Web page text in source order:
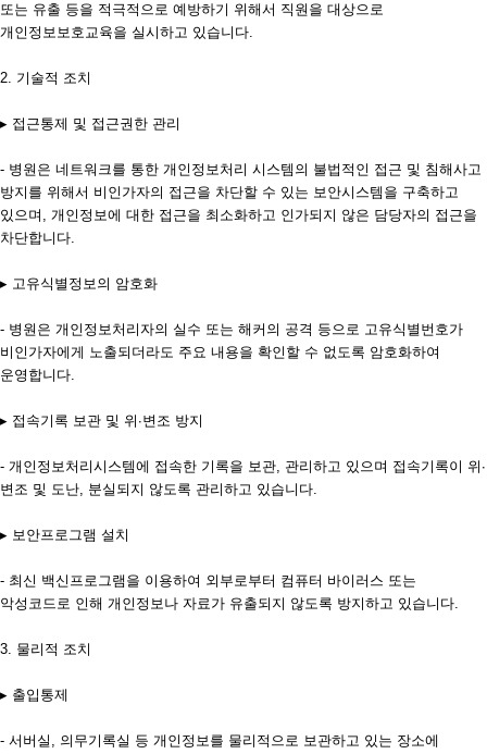
또는 유출 등을 적극적으로 예방하기 위해서 직원을 대상으로
개인정보보호교육을 실시하고 있습니다.
2. 기술적 조치
▸ 접근통제 및 접근권한 관리
- 병원은 네트워크를 통한 개인정보처리 시스템의 불법적인 접근 및 침해사고
방지를 위해서 비인가자의 접근을 차단할 수 있는 보안시스템을 구축하고
있으며, 개인정보에 대한 접근을 최소화하고 인가되지 않은 담당자의 접근을
차단합니다.
▸ 고유식별정보의 암호화
- 병원은 개인정보처리자의 실수 또는 해커의 공격 등으로 고유식별번호가
비인가자에게 노출되더라도 주요 내용을 확인할 수 없도록 암호화하여
운영합니다.
▸ 접속기록 보관 및 위∙변조 방지
- 개인정보처리시스템에 접속한 기록을 보관, 관리하고 있으며 접속기록이 위∙
변조 및 도난, 분실되지 않도록 관리하고 있습니다.
▸ 보안프로그램 설치
- 최신 백신프로그램을 이용하여 외부로부터 컴퓨터 바이러스 또는
악성코드로 인해 개인정보나 자료가 유출되지 않도록 방지하고 있습니다.
3. 물리적 조치
▸ 출입통제
- 서버실, 의무기록실 등 개인정보를 물리적으로 보관하고 있는 장소에